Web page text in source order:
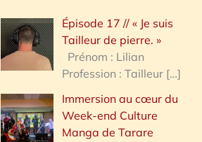
h
e
:
Épisode 17 // « Je suis
Tailleur de pierre. »
Prénom : Lilian
Profession : Tailleur […]
Immersion au cœur du
Week-end Culture
Manga de Tarare